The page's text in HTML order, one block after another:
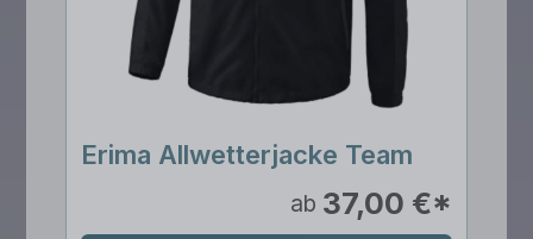
Erima Allwetterjacke Team
ab 37,00 €*